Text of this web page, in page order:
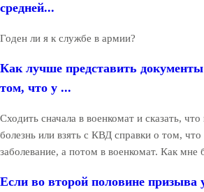
средней...
Годен ли я к службе в армии?
Как лучше представить
том, что у ...
Сходить сначала в военкомат и сказать, что
болезнь или взять с КВД справки о том,
заболевание, а потом в военкомат. Как мне
Если во второй половине призыва